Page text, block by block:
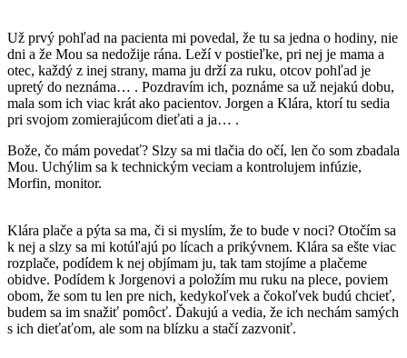
Už prvý pohľad na pacienta mi povedal, že tu sa jedna o hodiny, nie
dni a že Mou sa nedožije rána. Leží v postieľke, pri nej je mama a
otec, každý z inej strany, mama ju drží za ruku, otcov pohľad je
upretý do neznáma… . Pozdravím ich, poznáme sa už nejakú dobu,
mala som ich viac krát ako pacientov. Jorgen a Klára, ktorí tu sedia
pri svojom zomierajúcom dieťati a ja… .
Bože, čo mám povedať? Slzy sa mi tlačia do očí, len čo som zbadala
Mou. Uchýlim sa k technickým veciam a kontrolujem infúzie,
Morfin, monitor.
Klára plače a pýta sa ma, či si myslím, že to bude v noci? Otočím sa
k nej a slzy sa mi kotúľajú po lícach a prikývnem. Klára sa ešte viac
rozplače, podídem k nej objímam ju, tak tam stojíme a plačeme
obidve. Podídem k Jorgenovi a položím mu ruku na plece, poviem
obom, že som tu len pre nich, kedykoľvek a čokoľvek budú chcieť,
budem sa im snažiť pomôcť. Ďakujú a vedia, že ich nechám samých
s ich dieťaťom, ale som na blízku a stačí zazvoniť.